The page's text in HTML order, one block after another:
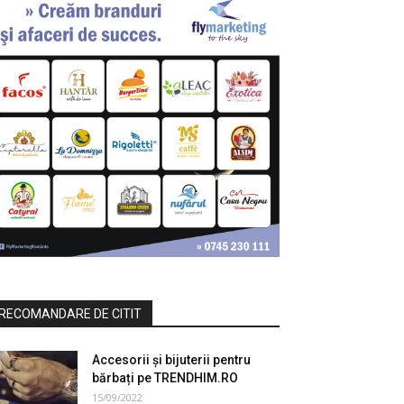
DE CITIT
Accesorii și bijuterii pentru
bărbați pe TRENDHIM.RO
15/09/2022